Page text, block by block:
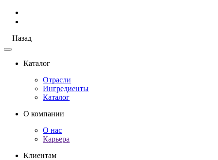
Назад
Каталог
Отрасли
Ингредиенты
Каталог
О компании
О нас
Карьера
Клиентам